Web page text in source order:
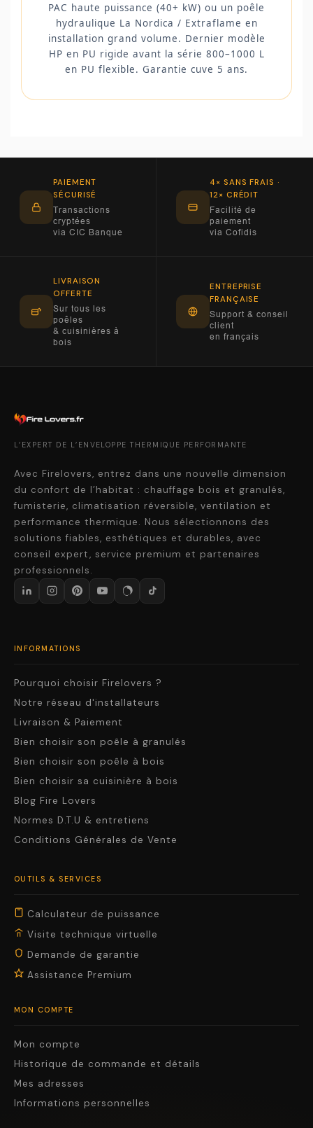
PAC haute puissance (40+ kW) ou un poêle
hydraulique La Nordica / Extraflame en
installation grand volume. Dernier modèle
HP en PU rigide avant la série 800–1000 L
en PU flexible. Garantie cuve 5 ans.
PAIEMENT
SÉCURISÉ
Transactions
cryptées
via CIC Banque
4× SANS FRAIS ·
12× CRÉDIT
Facilité de
paiement
via Cofidis
LIVRAISON
OFFERTE
Sur tous les
poêles
& cuisinières à
bois
ENTREPRISE
FRANÇAISE
Support & conseil
client
en français
L’EXPERT DE L’ENVELOPPE THERMIQUE PERFORMANTE
Avec Firelovers, entrez dans une nouvelle dimension
du confort de l’habitat : chauffage bois et granulés,
fumisterie, climatisation réversible, ventilation et
performance thermique. Nous sélectionnons des
solutions fiables, esthétiques et durables, avec
conseil expert, service premium et partenaires
professionnels.
INFORMATIONS
Pourquoi choisir Firelovers ?
Notre réseau d'installateurs
Livraison & Paiement
Bien choisir son poêle à granulés
Bien choisir son poêle à bois
Bien choisir sa cuisinière à bois
Blog Fire Lovers
Normes D.T.U & entretiens
Conditions Générales de Vente
OUTILS & SERVICES
Calculateur de puissance
Visite technique virtuelle
Demande de garantie
Assistance Premium
MON COMPTE
Mon compte
Historique de commande et détails
Mes adresses
Informations personnelles